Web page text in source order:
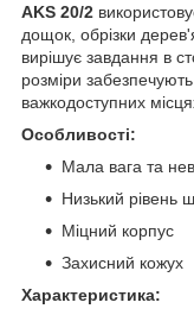
AKS 20/2
дощок, обрізки
вирішує завдання в
розміри
важкодоступних
Особливості:
Мала вага та
Низький рівень
Міцний корпус
Захисний кожух
Характеристика: